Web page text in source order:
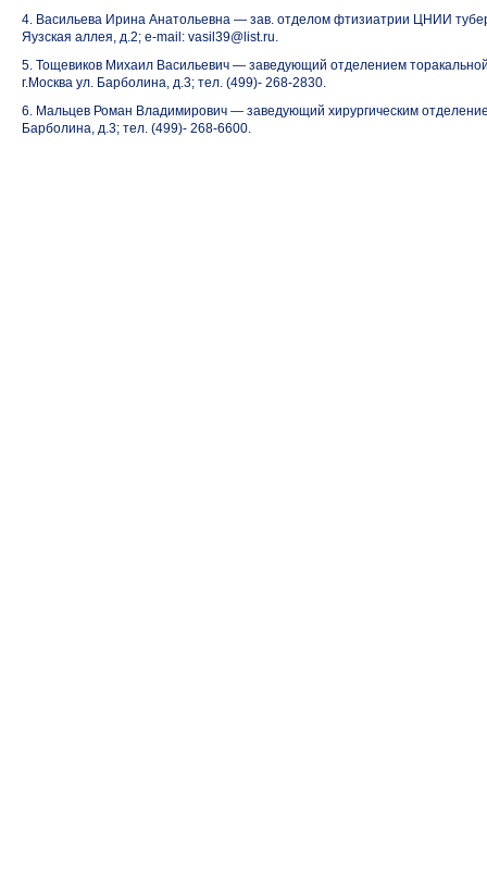
4. Васильева Ирина Анатольевна — зав. отделом фтизиатрии ЦНИИ
Яузская аллея, д.2; e-mail: vasil39@list.ru.
5. Тощевиков Михаил Васильевич — заведующий отделением
г.Москва ул. Барболина, д.3; тел. (499)- 268-2830.
6. Мальцев Роман Владимирович — заведующий хирургическим
Барболина, д.3; тел. (499)- 268-6600.